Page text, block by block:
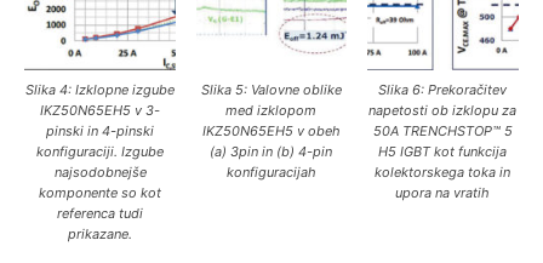
Slika 4: Izklopne izgube
IKZ50N65EH5 v 3-
pinski in 4-pinski
konfiguraciji. Izgube
najsodobnejše
komponente so kot
referenca tudi
prikazane.
Slika 5: Valovne oblike
med izklopom
IKZ50N65EH5 v obeh
(a) 3pin in (b) 4-pin
konfiguracijah
Slika 6: Prekoračitev
napetosti ob izklopu za
50A TRENCHSTOP™ 5
H5 IGBT kot funkcija
kolektorskega toka in
upora na vratih